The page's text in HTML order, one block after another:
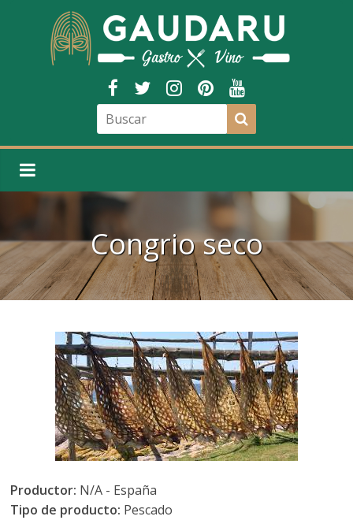
Congrio seco
Productor: N/A - España
Tipo de producto: Pescado